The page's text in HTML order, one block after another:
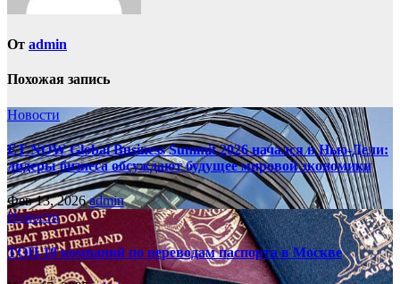
От admin
Похожая запись
Новости
ET NOW Global Business Summit 2026 начался в Нью‑Дели:
лидеры бизнеса обсуждают будущее мировой экономики
Фев 13, 2026admin
Новости
ТОП-10 компаний по переводам паспорта в Москве